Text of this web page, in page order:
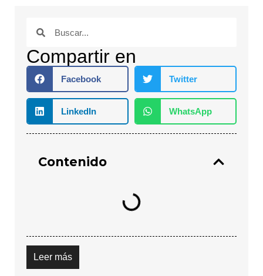
Compartir en
Facebook Twitter
LinkedIn WhatsApp
Contenido
Leer más